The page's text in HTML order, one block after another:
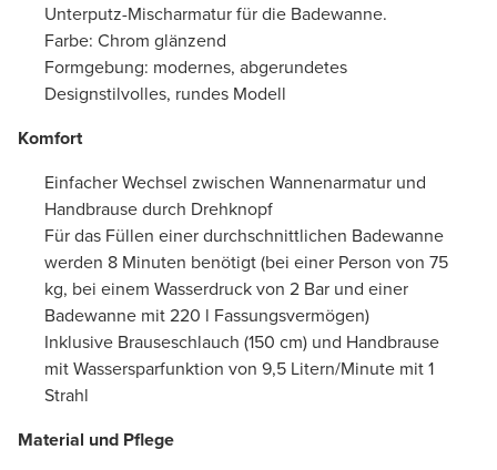
Unterputz-Mischarmatur für die Badewanne.
Farbe: Chrom glänzend
Formgebung: modernes, abgerundetes
Designstilvolles, rundes Modell
Komfort
Einfacher Wechsel zwischen Wannenarmatur und
Handbrause durch Drehknopf
Für das Füllen einer durchschnittlichen Badewanne
werden 8 Minuten benötigt (bei einer Person von 75
kg, bei einem Wasserdruck von 2 Bar und einer
Badewanne mit 220 l Fassungsvermögen)
Inklusive Brauseschlauch (150 cm) und Handbrause
mit Wassersparfunktion von 9,5 Litern/Minute mit 1
Strahl
Material und Pflege